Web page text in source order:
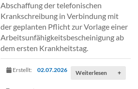
Abschaffung der telefonischen
Krankschreibung in Verbindung mit
der geplanten Pflicht zur Vorlage einer
Arbeitsunfähigkeitsbescheinigung ab
dem ersten Krankheitstag.
Erstellt: 02.07.2026 Weiterlesen +